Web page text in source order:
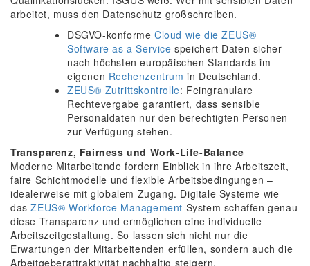
arbeitet, muss den Datenschutz großschreiben.
DSGVO-konforme Cloud wie die ZEUS®
Software as a Service speichert Daten sicher
nach höchsten europäischen Standards im
eigenen Rechenzentrum in Deutschland.
ZEUS® Zutrittskontrolle: Feingranulare
Rechtevergabe garantiert, dass sensible
Personaldaten nur den berechtigten Personen
zur Verfügung stehen.
Transparenz, Fairness und Work-Life-Balance
Moderne Mitarbeitende fordern Einblick in ihre Arbeitszeit,
faire Schichtmodelle und flexible Arbeitsbedingungen –
idealerweise mit globalem Zugang. Digitale Systeme wie
dasZEUS® Workforce Management System schaffen genau
diese Transparenz und ermöglichen eine individuelle
Arbeitszeitgestaltung. So lassen sich nicht nur die
Erwartungen der Mitarbeitenden erfüllen, sondern auch die
Arbeitgeberattraktivität nachhaltig steigern.